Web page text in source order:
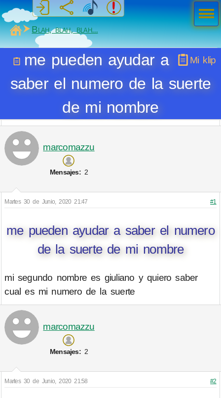
MiSabueso
Blah, blah, blah...
Mi klip
me pueden ayudar a
saber el numero de la suerte
de mi nombre
marcomazzu
Mensajes:2
Martes 30 de Junio, 2020 21:47 #1
me pueden ayudar a saber el numero
de la suerte de mi nombre
mi segundo nombre es giuliano y quiero saber
cual es mi numero de la suerte
marcomazzu
Mensajes:2
Martes 30 de Junio, 2020 21:58 #2
Men
ú